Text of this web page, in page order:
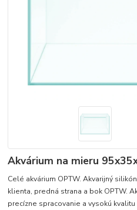
Akvárium na mieru
Celé akvárium OPTW. Akvarijný
klienta, predná strana a bok OPTW.
precízne spracovanie a vysokú